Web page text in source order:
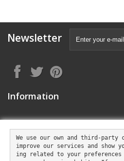
Newsletter
Information
My account
We use our own and third-party
improve our services and show
ing related to your preferences
Store Information